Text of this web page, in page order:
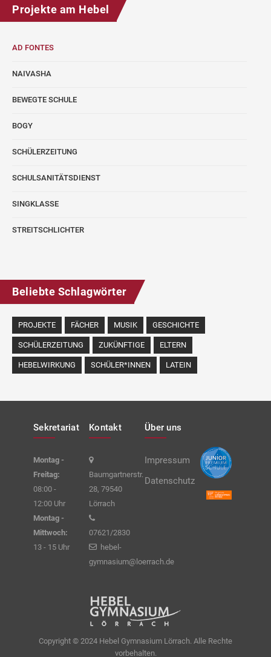
Projekte am Hebel
AD FONTES
NAIVASHA
BEWEGTE SCHULE
BOGY
SCHÜLERZEITUNG
SCHULSANITÄTSDIENST
SINGKLASSE
STREITSCHLICHTER
Beliebte Schlagwörter
PROJEKTE FÄCHER MUSIK GESCHICHTE
SCHÜLERZEITUNG ZUKÜNFTIGE ELTERN
HEBELWIRKUNG SCHÜLER*INNEN LATEIN
Sekretariat
Montag -
Freitag:
08:00 -
12:00 Uhr
Montag -
Mittwoch:
13 - 15 Uhr
Kontakt
Baumgartnerstr.
28, 79540
Lörrach
07621/2830
hebel-
gymnasium@loerrach.de
Über uns
Impressum
Datenschutz
Copyright © 2024 Hebel Gymnasium Lörrach. Alle Rechte
vorbehalten.